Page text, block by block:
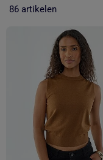
86 artikelen